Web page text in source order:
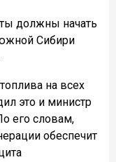
должны начать
Сибири
на всех
это и министр
его словам,
обеспечит